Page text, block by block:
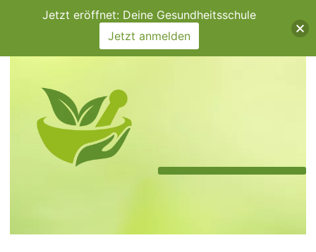
Jetzt eröffnet: Deine Gesundheitsschule
Jetzt anmelden